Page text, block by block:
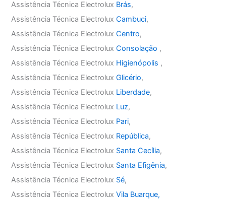
Assistência Técnica Electrolux Brás,
Assistência Técnica ElectroluxCambuci,
Assistência Técnica ElectroluxCentro,
Assistência Técnica ElectroluxConsolação ,
Assistência Técnica Electrolux Higienópolis ,
Assistência Técnica ElectroluxGlicério,
Assistência Técnica Electrolux Liberdade,
Assistência Técnica Electrolux Luz,
Assistência Técnica Electrolux Pari,
Assistência Técnica Electrolux República,
Assistência Técnica Electrolux Santa Cecília,
Assistência Técnica Electrolux Santa Efigênia,
Assistência Técnica Electrolux Sé,
Assistência Técnica ElectroluxVila Buarque,